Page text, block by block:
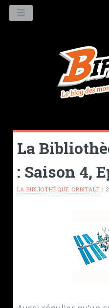
La
: Saison 4,
LA BIBLIOTHÈQUE ORBITALE |